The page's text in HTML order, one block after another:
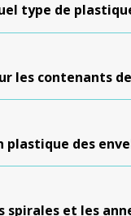
type de
les contenants
des
spirales et les